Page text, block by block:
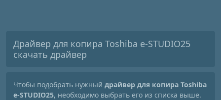
Драйвер для копира Toshiba e-STUDIO25
скачать драйвер
Чтобы подобрать нужный драйвер для копира Toshiba
e-STUDIO25, необходимо выбрать его из списка выше.